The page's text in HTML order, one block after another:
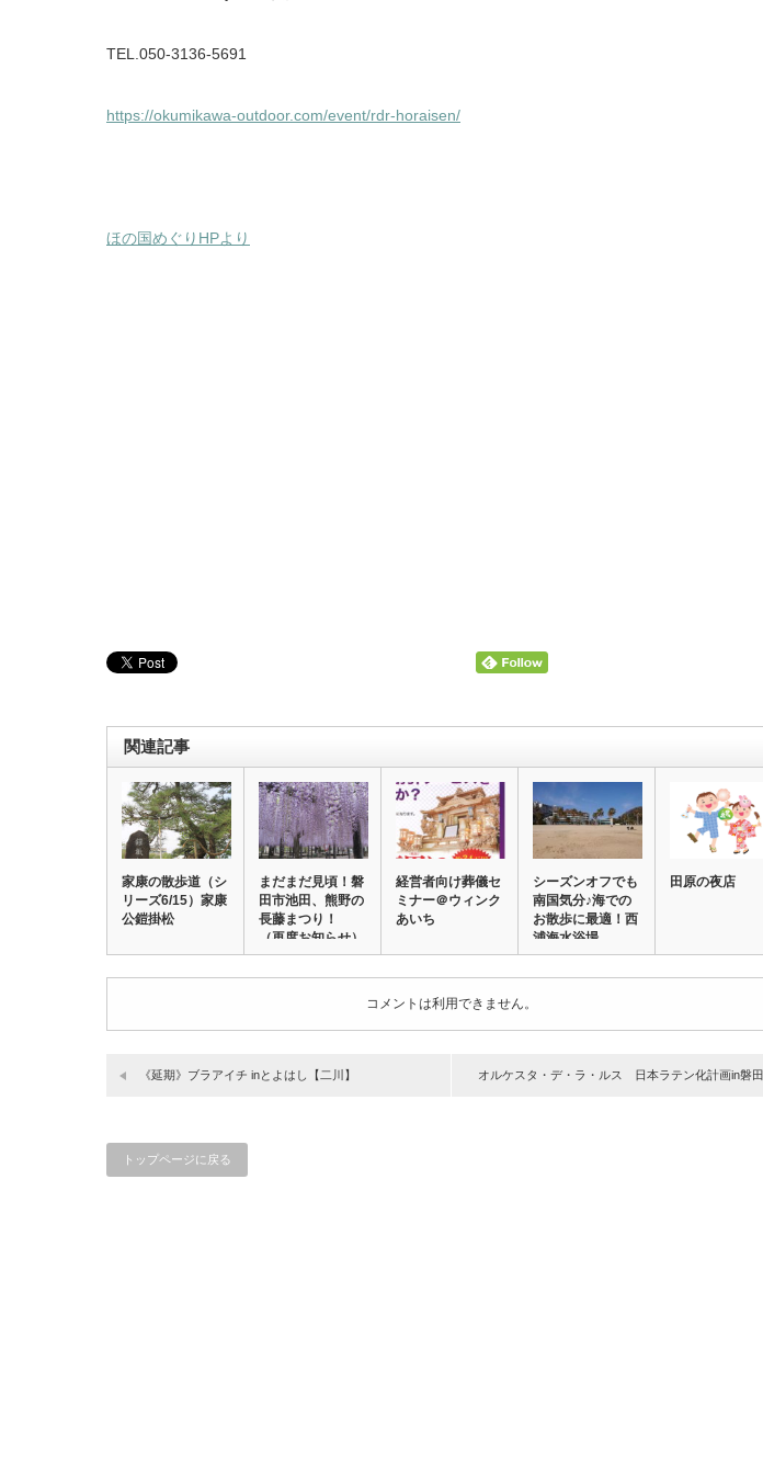
TEL.050-3136-5691
https://okumikawa-outdoor.com/event/rdr-horaisen/
ほの国めぐりHPより
関連記事
家康の散歩道（シ
リーズ6/15）家康
公鎧掛松
まだまだ見頃！磐
田市池田、熊野の
長藤まつり！
（再度お知らせ）
経営者向け葬儀セ
ミナー＠ウィンク
あいち
シーズンオフでも
南国気分♪海での
お散歩に最適！西
浦海水浴場。
田原の夜店
コメントは利用できません。
《延期》ブラアイチ inとよはし【二川】 オルケスタ・デ・ラ・ルス 日本ラテン化計画in磐田
トップページに戻る